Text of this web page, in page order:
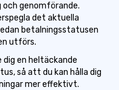
och genomförande.
det aktuella
betalningsstatusen
utförs.
en heltäckande
så att du kan hålla dig
mer effektivt.